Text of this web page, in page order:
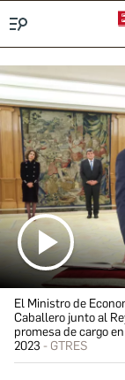
El Ministro de
Caballero junto al
promesa de cargo
2023
GTRES